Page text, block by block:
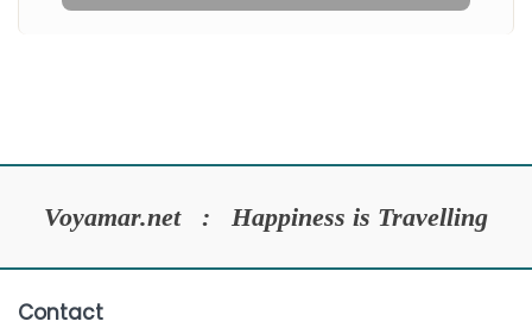
Voyamar.net : Happiness is Travelling
Contact